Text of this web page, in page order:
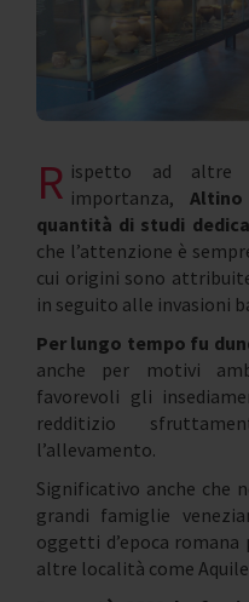
R ispetto ad altre
importanza,
quantità di studi
che l’attenzione è
cui origini sono
in seguito alle invasioni
Per lungo tempo fu
anche per motivi
favorevoli gli
redditizio
l’allevamento.
Significativo anche che
grandi famiglie
oggetti d’epoca
altre località come